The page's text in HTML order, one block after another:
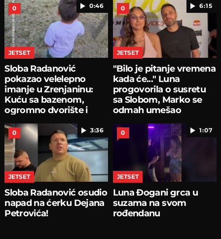
0:46
0
JETSET
Sloba Radanović
pokazao velelepno
imanje u Zrenjaninu:
Kuću sa bazenom,
ogromno dvorište i
6:15
0
JETSET
"Bilo je pitanje vremena
kada će..." Luna
progovorila o susretu
sa Slobom, Marko se
odmah umešao
3:36
0
JETSET
Sloba Radanović osudio
napad na ćerku Dejana
Petrovića!
1:07
0
JETSET
Luna Đogani grca u
suzama na svom
rođendanu